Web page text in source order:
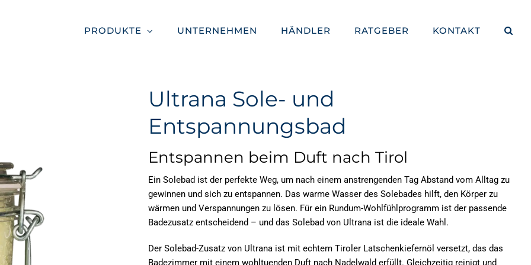
PRODUKTE UNTERNEHMEN HÄNDLER RATGEBER KONTAKT
Ultrana Sole- und
Entspannungsbad
Entspannen beim Duft nach Tirol
Ein Solebad ist der perfekte Weg, um nach einem anstrengenden Tag Abstand vom Alltag zu
gewinnen und sich zu entspannen. Das warme Wasser des Solebades hilft, den Körper zu
wärmen und Verspannungen zu lösen. Für ein Rundum-Wohlfühlprogramm ist der passende
Badezusatz entscheidend – und das Solebad von Ultrana ist die ideale Wahl.
Der Solebad-Zusatz von Ultrana ist mit echtem Tiroler Latschenkiefernöl versetzt, das das
Badezimmer mit einem wohltuenden Duft nach Nadelwald erfüllt. Gleichzeitig reinigt und